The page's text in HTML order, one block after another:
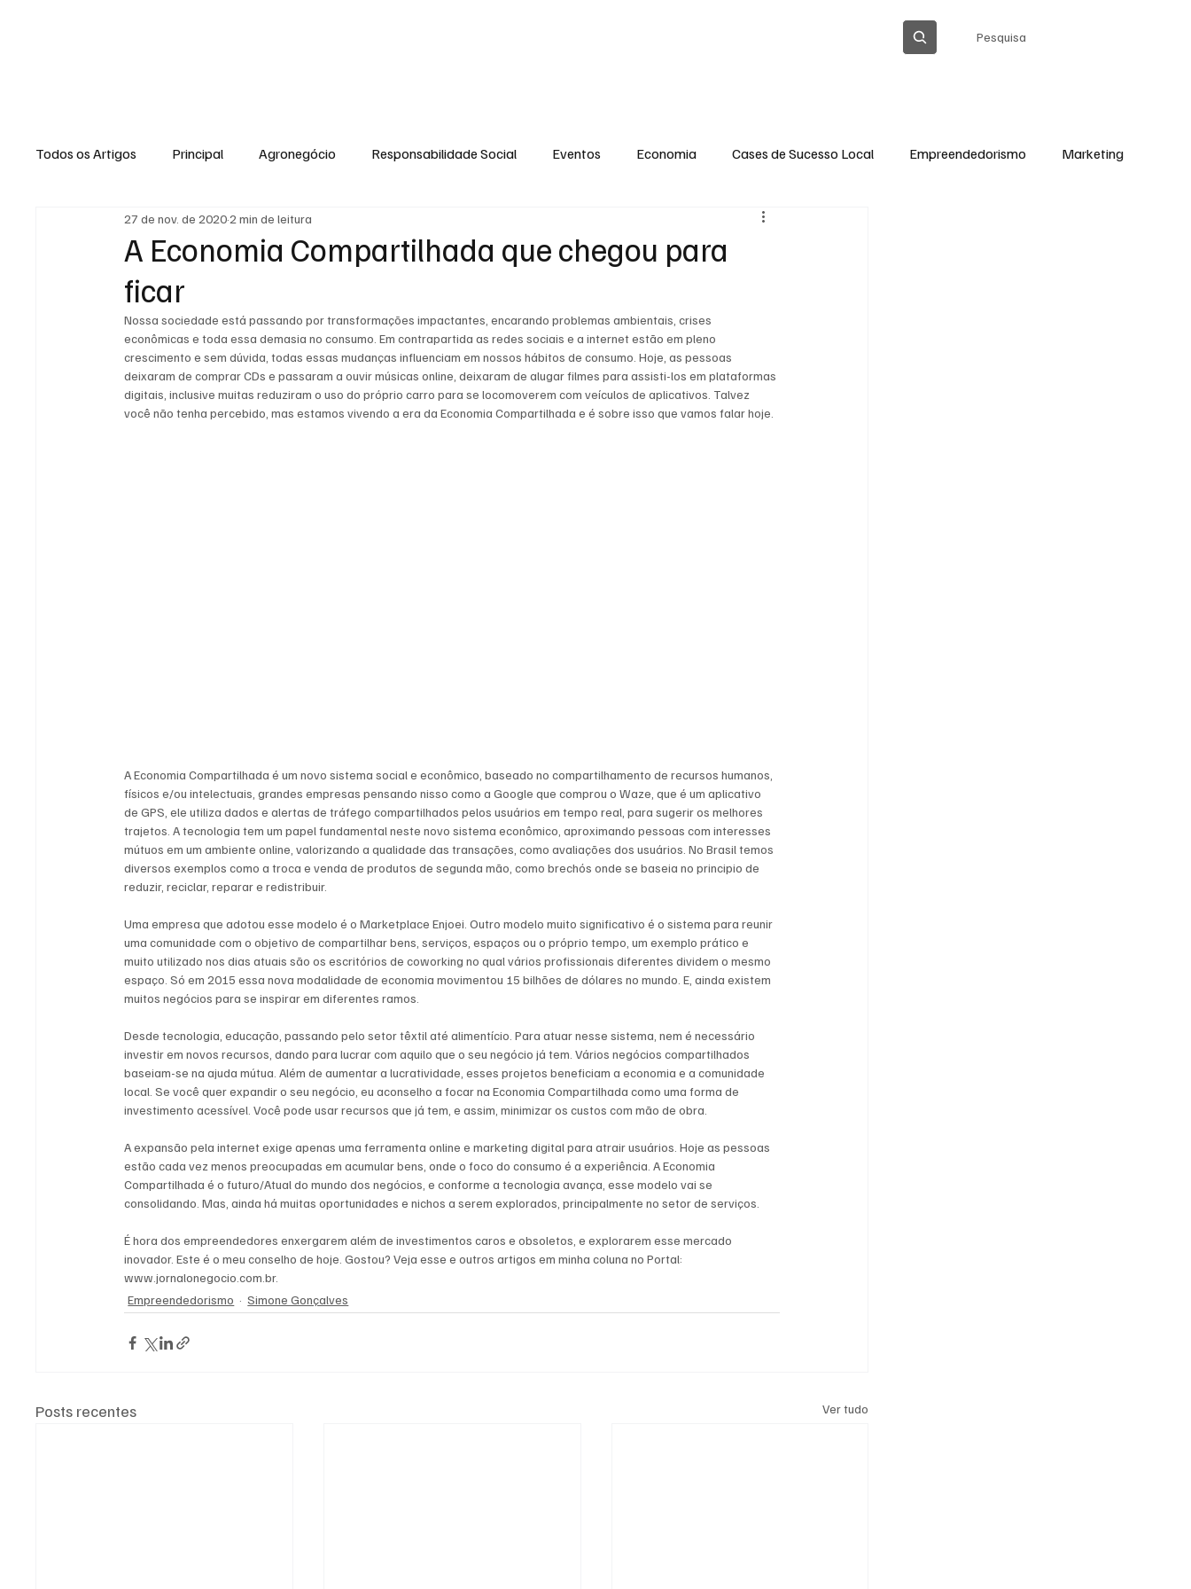
Pesquisa
Todos os Artigos Principal Agronegócio Responsabilidade Social Eventos Economia Cases de Sucesso Local Empreendedorismo Marketing
Expediente Morro do Coco Conselheiro Josino Espírito Santinho
Dielly Rangel
Auto Negócios Saúde Esportes Memórias Regionais Eventos Corporativos Cultura
A Economia Compartilhada que chegou para
ficar
27 de nov. de 20202 min de leitura
Nossa sociedade está passando por transformações impactantes, encarando problemas ambientais, crises
econômicas e toda essa demasia no consumo. Em contrapartida as redes sociais e a internet estão em pleno
crescimento e sem dúvida, todas essas mudanças influenciam em nossos hábitos de consumo. Hoje, as pessoas
deixaram de comprar CDs e passaram a ouvir músicas online, deixaram de alugar filmes para assisti-los em plataformas
digitais, inclusive muitas reduziram o uso do próprio carro para se locomoverem com veículos de aplicativos. Talvez
você não tenha percebido, mas estamos vivendo a era da Economia Compartilhada e é sobre isso que vamos falar hoje.
A Economia Compartilhada é um novo sistema social e econômico, baseado no compartilhamento de recursos humanos,
físicos e/ou intelectuais, grandes empresas pensando nisso como a Google que comprou o Waze, que é um aplicativo
de GPS, ele utiliza dados e alertas de tráfego compartilhados pelos usuários em tempo real, para sugerir os melhores
trajetos. A tecnologia tem um papel fundamental neste novo sistema econômico, aproximando pessoas com interesses
mútuos em um ambiente online, valorizando a qualidade das transações, como avaliações dos usuários. No Brasil temos
diversos exemplos como a troca e venda de produtos de segunda mão, como brechós onde se baseia no principio de
reduzir, reciclar, reparar e redistribuir.
Uma empresa que adotou esse modelo é o Marketplace Enjoei. Outro modelo muito significativo é o sistema para reunir
uma comunidade com o objetivo de compartilhar bens, serviços, espaços ou o próprio tempo, um exemplo prático e
muito utilizado nos dias atuais são os escritórios de coworking no qual vários profissionais diferentes dividem o mesmo
espaço. Só em 2015 essa nova modalidade de economia movimentou 15 bilhões de dólares no mundo. E, ainda existem
muitos negócios para se inspirar em diferentes ramos.
Desde tecnologia, educação, passando pelo setor têxtil até alimentício. Para atuar nesse sistema, nem é necessário
investir em novos recursos, dando para lucrar com aquilo que o seu negócio já tem. Vários negócios compartilhados
baseiam-se na ajuda mútua. Além de aumentar a lucratividade, esses projetos beneficiam a economia e a comunidade
local. Se você quer expandir o seu negócio, eu aconselho a focar na Economia Compartilhada como uma forma de
investimento acessível. Você pode usar recursos que já tem, e assim, minimizar os custos com mão de obra.
A expansão pela internet exige apenas uma ferramenta online e marketing digital para atrair usuários. Hoje as pessoas
estão cada vez menos preocupadas em acumular bens, onde o foco do consumo é a experiência. A Economia
Compartilhada é o futuro/Atual do mundo dos negócios, e conforme a tecnologia avança, esse modelo vai se
consolidando. Mas, ainda há muitas oportunidades e nichos a serem explorados, principalmente no setor de serviços.
É hora dos empreendedores enxergarem além de investimentos caros e obsoletos, e explorarem esse mercado
inovador. Este é o meu conselho de hoje. Gostou? Veja esse e outros artigos em minha coluna no Portal:
www.jornalonegocio.com.br.
Empreendedorismo
Simone Gonçalves
Posts recentes Ver tudo